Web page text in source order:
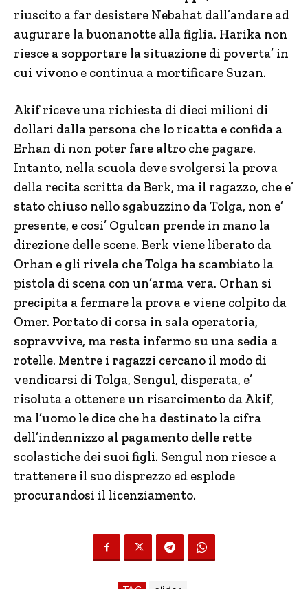
riuscito a far desistere Nebahat dall’andare ad
augurare la buonanotte alla figlia. Harika non
riesce a sopportare la situazione di poverta’ in
cui vivono e continua a mortificare Suzan.
Akif riceve una richiesta di dieci milioni di
dollari dalla persona che lo ricatta e confida a
Erhan di non poter fare altro che pagare.
Intanto, nella scuola deve svolgersi la prova
della recita scritta da Berk, ma il ragazzo, che e’
stato chiuso nello sgabuzzino da Tolga, non e’
presente, e cosi’ Ogulcan prende in mano la
direzione delle scene. Berk viene liberato da
Orhan e gli rivela che Tolga ha scambiato la
pistola di scena con un’arma vera. Orhan si
precipita a fermare la prova e viene colpito da
Omer. Portato di corsa in sala operatoria,
sopravvive, ma resta infermo su una sedia a
rotelle. Mentre i ragazzi cercano il modo di
vendicarsi di Tolga, Sengul, disperata, e’
risoluta a ottenere un risarcimento da Akif,
ma l’uomo le dice che ha destinato la cifra
dell’indennizzo al pagamento delle rette
scolastiche dei suoi figli. Sengul non riesce a
trattenere il suo disprezzo ed esplode
procurandosi il licenziamento.